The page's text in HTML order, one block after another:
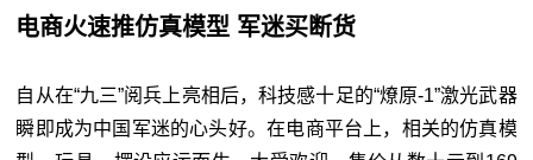
电商火速推仿真模型 军迷买断货
自从在“九三”阅兵上亮相后，科技感十足的“燎原-1”激光武器
瞬即成为中国军迷的心头好。在电商平台上，相关的仿真模